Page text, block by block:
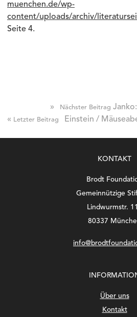
muenchen.de/wp-
content/uploads/archiv/
Seite 4.
» Nächster Beitrag
« Letzter Beitrag Einstein /
KONTAKT
Brodt
Gemeinnützige
Lindwurmstr.
80337
Über uns
Kontakt